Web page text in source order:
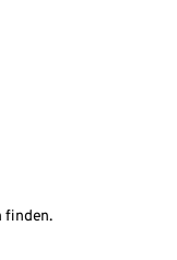
finden.